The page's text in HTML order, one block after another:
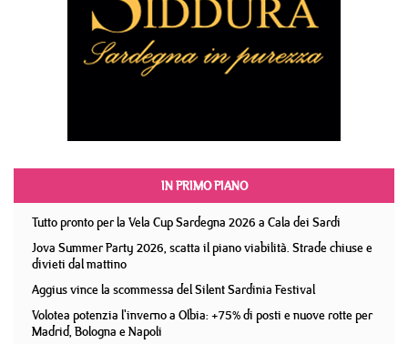
IN PRIMO PIANO
Tutto pronto per la Vela Cup Sardegna 2026 a Cala dei Sardi
Jova Summer Party 2026, scatta il piano viabilità. Strade chiuse e
divieti dal mattino
Aggius vince la scommessa del Silent Sardinia Festival
Volotea potenzia l'inverno a Olbia: +75% di posti e nuove rotte per
Madrid, Bologna e Napoli